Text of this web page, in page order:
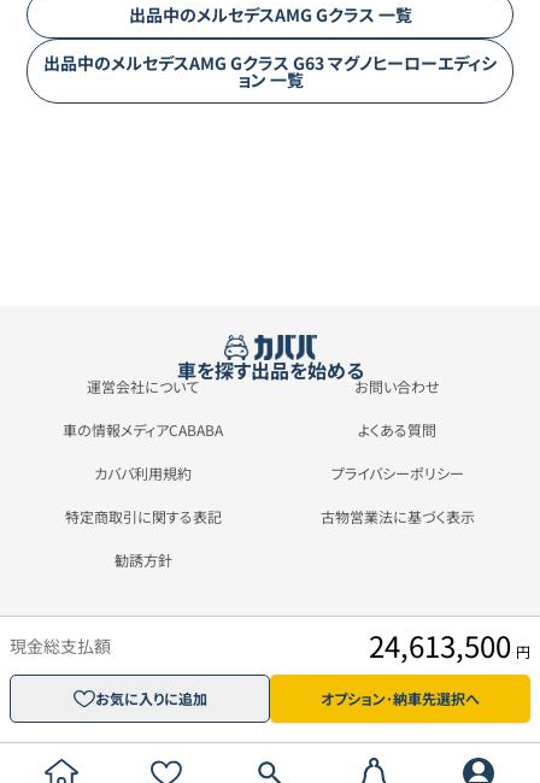
現金総支払額 24,613,500 円
お気に入りに追加 オプション･納車先選択へ
出品中のメルセデスAMG Gクラス 一覧
出品中のメルセデスAMG Gクラス G63 マグノヒーローエディシ
ョン 一覧
車を探す出品を始める
運営会社について お問い合わせ
車の情報メディアCABABA よくある質問
カババ利用規約 プライバシーポリシー
特定商取引に関する表記 古物営業法に基づく表示
勧誘方針